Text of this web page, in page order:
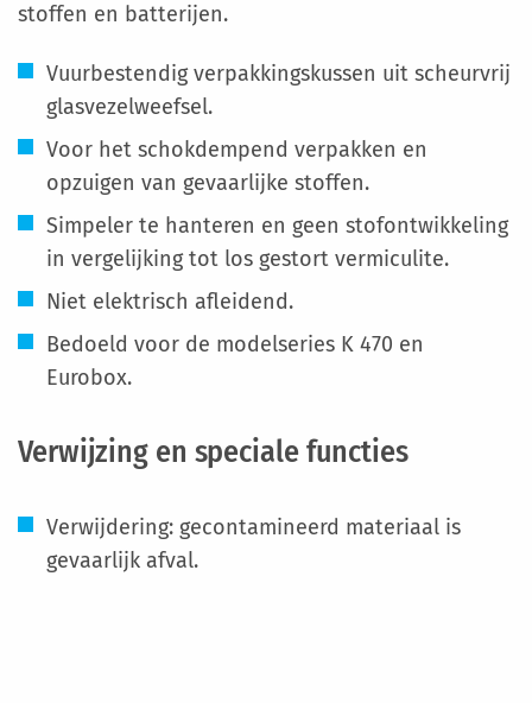
stoffen en batterijen.
Vuurbestendig verpakkingskussen uit scheurvrij
glasvezelweefsel.
Voor het schokdempend verpakken en
opzuigen van gevaarlijke stoffen.
Simpeler te hanteren en geen stofontwikkeling
in vergelijking tot los gestort vermiculite.
Niet elektrisch afleidend.
Bedoeld voor de modelseries K 470 en
Eurobox.
Verwijzing en speciale functies
Verwijdering: gecontamineerd materiaal is
gevaarlijk afval.